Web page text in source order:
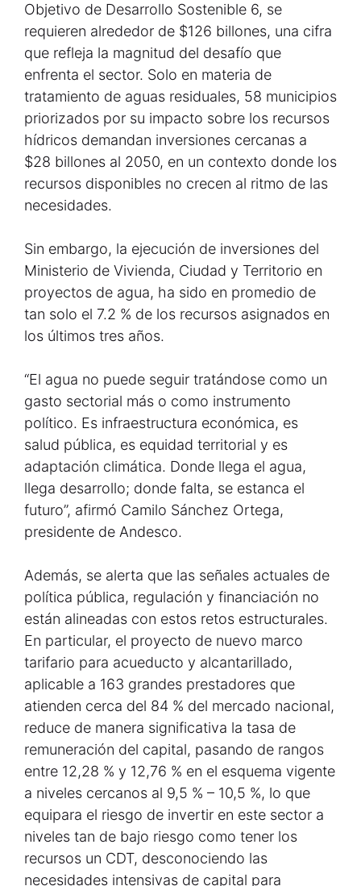
Objetivo de Desarrollo Sostenible 6, se
requieren alrededor de $126 billones, una cifra
que refleja la magnitud del desafío que
enfrenta el sector. Solo en materia de
tratamiento de aguas residuales, 58 municipios
priorizados por su impacto sobre los recursos
hídricos demandan inversiones cercanas a
$28 billones al 2050, en un contexto donde los
recursos disponibles no crecen al ritmo de las
necesidades.
Sin embargo, la ejecución de inversiones del
Ministerio de Vivienda, Ciudad y Territorio en
proyectos de agua, ha sido en promedio de
tan solo el 7.2 % de los recursos asignados en
los últimos tres años.
“El agua no puede seguir tratándose como un
gasto sectorial más o como instrumento
político. Es infraestructura económica, es
salud pública, es equidad territorial y es
adaptación climática. Donde llega el agua,
llega desarrollo; donde falta, se estanca el
futuro”, afirmó Camilo Sánchez Ortega,
presidente de Andesco.
Además, se alerta que las señales actuales de
política pública, regulación y financiación no
están alineadas con estos retos estructurales.
En particular, el proyecto de nuevo marco
tarifario para acueducto y alcantarillado,
aplicable a 163 grandes prestadores que
atienden cerca del 84 % del mercado nacional,
reduce de manera significativa la tasa de
remuneración del capital, pasando de rangos
entre 12,28 % y 12,76 % en el esquema vigente
a niveles cercanos al 9,5 % – 10,5 %, lo que
equipara el riesgo de invertir en este sector a
niveles tan de bajo riesgo como tener los
recursos un CDT, desconociendo las
necesidades intensivas de capital para